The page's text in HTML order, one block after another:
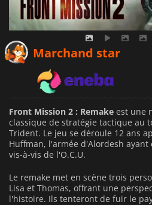
Marchand star
Front Mission 2 : Remake est une
classique de stratégie tactique au
Trident. Le jeu se déroule 12 ans
Huffman, l'armée d'Alordesh
vis-à-vis de l'O.C.U.
Le remake met en scène trois
Lisa et Thomas, offrant une
l'histoire. Ils tenteront de fuir le